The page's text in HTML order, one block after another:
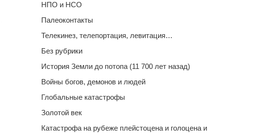
НПО и НСО
Палеоконтакты
Телекинез, телепортация, левитация…
Без рубрики
История Земли до потопа (11 700 лет назад)
Войны богов, демонов и людей
Глобальные катастрофы
Золотой век
Катастрофа на рубеже плейстоцена и голоцена и